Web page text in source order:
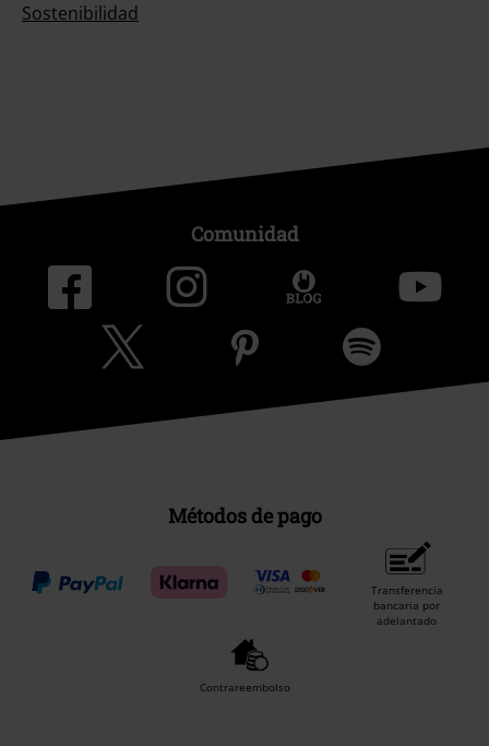
Sostenibilidad
Comunidad
Métodos de pago
Transferencia
bancaria por
adelantado
Contrareembolso